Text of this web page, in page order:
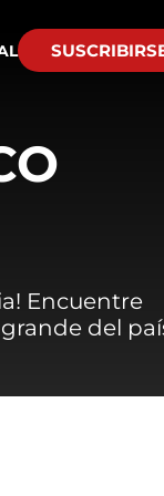
Encuentre
del